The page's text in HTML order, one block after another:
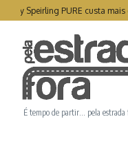
Ir para o conteúdo
Speirling PURE custa mais
É tempo de partir… pela estrada